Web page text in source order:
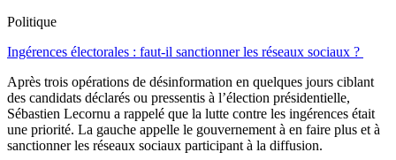
Politique
Ingérences électorales : faut-il sanctionner les réseaux sociaux ?
Après trois opérations de désinformation en quelques jours ciblant
des candidats déclarés ou pressentis à l’élection présidentielle,
Sébastien Lecornu a rappelé que la lutte contre les ingérences était
une priorité. La gauche appelle le gouvernement à en faire plus et à
sanctionner les réseaux sociaux participant à la diffusion.